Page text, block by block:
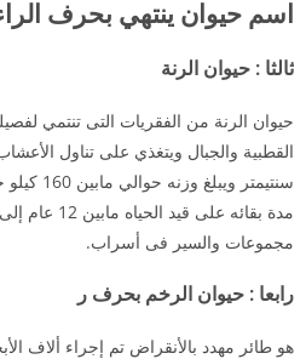
اسم حيوان ينتهي بحرف
ثالثا : حيوان الرنة
حيوان الرنة من الفقريات التى تنتمي
مجموعات والسير فى أسراب.
رابعا : حيوان الرخم بحرف ر
هو طائر مهدد بالأنقراض تم إجراء ألاف